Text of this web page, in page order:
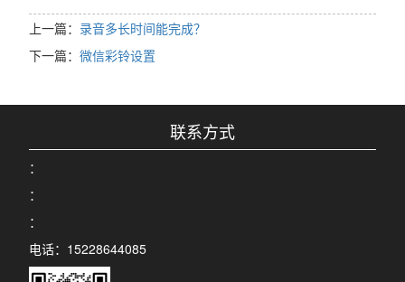
上一篇： 录音多长时间能完成？
下一篇： 微信彩铃设置
联系方式
：
：
：
电话：15228644085